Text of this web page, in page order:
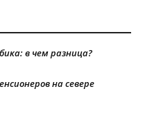
в чем разница?
на севере